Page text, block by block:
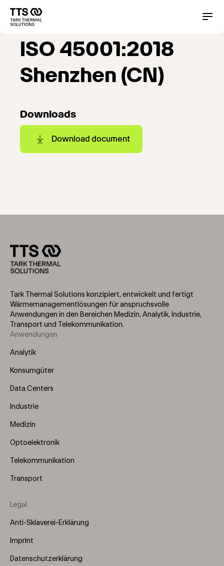
zum
Inhalt
ISO 45001:2018
Shenzhen (CN)
Downloads
Download document
Tark Thermal Solutions konzipiert, entwickelt und fertigt
Wärmemanagementlösungen für anspruchsvolle
Anwendungen in den Bereichen Medizin, Analytik, Industrie,
Transport und Telekommunikation.
Footer
Menu
Anwendungen
Analytik
Konsumgüter
Data Centers
Industrie
Medizin
Optoelektronik
Telekommunikation
Transport
Legal
Anti-Sklaverei-Erklärung
Imprint
Datenschutzerklärung